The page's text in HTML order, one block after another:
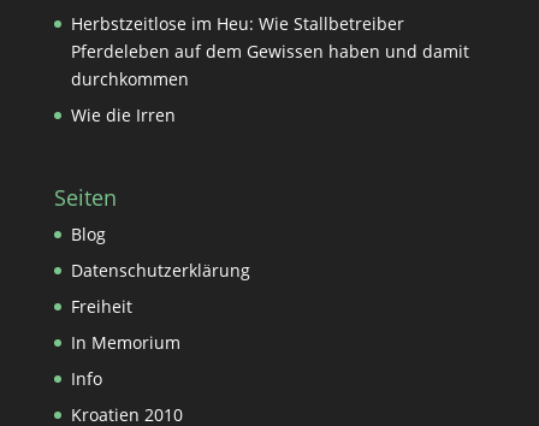
Herbstzeitlose im Heu: Wie Stallbetreiber
Pferdeleben auf dem Gewissen haben und damit
durchkommen
Wie die Irren
Seiten
Blog
Datenschutzerklärung
Freiheit
In Memorium
Info
Kroatien 2010